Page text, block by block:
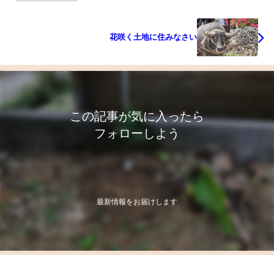
花咲く土地に住みなさい
この記事が気に入ったら
フォローしよう
最新情報をお届けします